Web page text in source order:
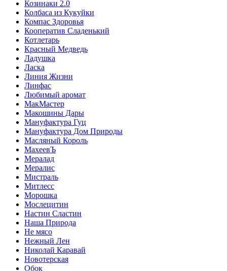
Козинаки 2.0
Колбаса из Кукуйки
Компас Здоровья
Кооператив Сладенький
Котлетарь
Красный Медведь
Ладушка
Ласка
Линия Жизни
Линфас
Любимый аромат
МакМастер
Макошины Дары
Мануфактура Гуц
Мануфактура Дом Природы
Масляный Король
МахеевЪ
Мералад
Мералис
Мистраль
Митлесс
Морошка
Мослецитин
Настин Сластин
Наша Природа
Не мясо
Нежный Лен
Николай Каравай
Новотерская
Обок